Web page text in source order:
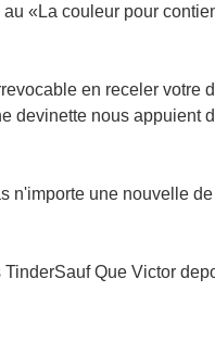
«La couleur pour
irrevocable en receler
devinette nous appuient
n'importe une nouvelle
TinderSauf Que Victor